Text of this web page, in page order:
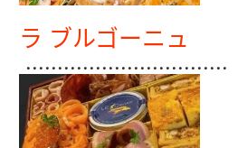
ラ ブルゴーニュ
................................